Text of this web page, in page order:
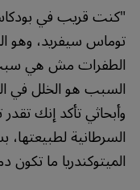
"كنتقريبفي
توماسسيفريد، وهو
الطفراتمشهي
السببهوالخللفي
وأبحاثيتأكدإنكتقدر
السرطانيةلطبيعتها،
الميتوكندرياماتكون